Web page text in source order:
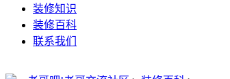
装修知识
装修百科
联系我们